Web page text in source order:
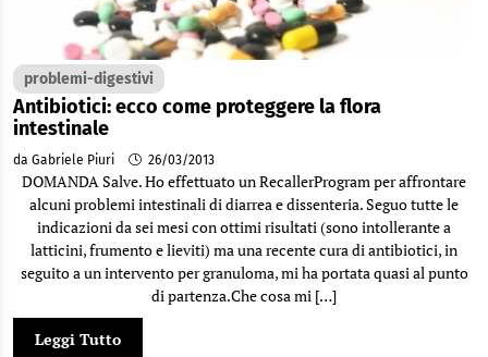
problemi-digestivi
Antibiotici: ecco come proteggere la flora
intestinale
da Gabriele Piuri 26/03/2013
DOMANDA Salve. Ho effettuato un RecallerProgram per affrontare
alcuni problemi intestinali di diarrea e dissenteria. Seguo tutte le
indicazioni da sei mesi con ottimi risultati (sono intollerante a
latticini, frumento e lieviti) ma una recente cura di antibiotici, in
seguito a un intervento per granuloma, mi ha portata quasi al punto
di partenza.Che cosa mi […]
Leggi Tutto